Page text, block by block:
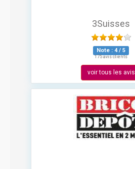
3Suisses
Note : 4/ 5
175 avis clients
voir tous les avis